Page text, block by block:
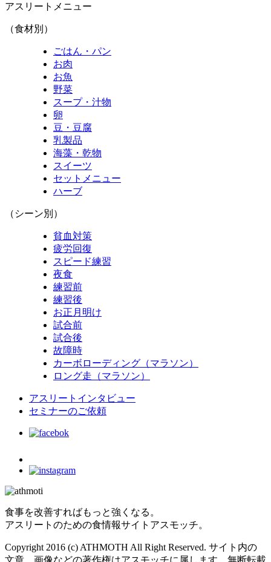
アスリートメニュー
（食材別）
ごはん・パン
お肉
お魚
野菜
スープ・汁物
卵
豆・豆腐
乳製品
海藻・乾物
スイーツ
セットメニュー
ハーブ
（シーン別）
貧血対策
疲労回復
スピード練習
夜食
練習前
練習後
お正月明け
試合前
試合後
故障時
カーボローディング（マラソン）
ロング走（マラソン）
アスリートインタビュー
セミナーのご依頼
食事を改善すればもっと強くなる。
アスリートのための食情報サイトアスモッチ。
Copyright 2016 (c) ATHMOTH All Right Reserved. サイト内の
文章、画像などの著作権はアスモッチに属します。無断転載